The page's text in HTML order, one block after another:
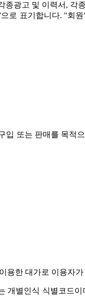
광고 및 이력서, 각
로 표기합니다. "회
또는 판매를 목적
용한 대가로 이용자
별인식 식별코드